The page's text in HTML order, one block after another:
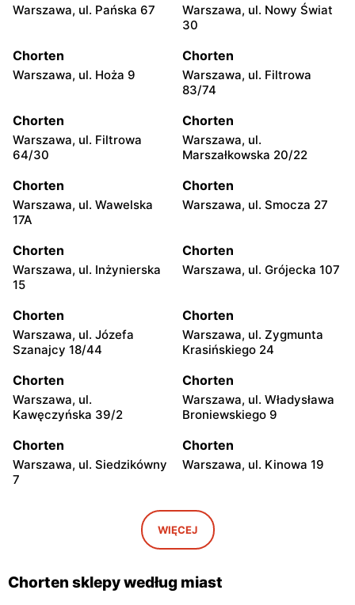
Warszawa, ul. Górczewska
Warszawa, ul. Wejherowska
20
Chorten
Warszawa, ul. Nowy Świat
Chorten
Warszawa, ul. Remiszewska
1 lok. 8A
Chorten
Warszawa, ul. Patriotów
129
Chorten
Warszawa, ul. Wawelska
17A
Chorten
Warszawa, ul. Synów Pułku
15c
Chorten
Warszawa, ul. Heroldów
Chorten
Warszawa, ul. Lazurowa
183 lok. 91
Chorten
Warszawa, ul. Czerwonych
Chorten
Warszawa, ul. Zambrowska
8/10
Chorten
Warszawa, ul. Poprawna 70
Chorten
Warszawa, ul.
Marszałkowska 20/22
Chorten
Warszawa, ul. Grójecka 107
Chorten
Warszawa, ul. Potockich 3
Chorten
Warszawa, ul. Efraima
Warszawa, ul. Zygmunta
Chorten
Warszawa, ul. Władysława
Tatarkiewicza 10a
Chorten
Warszawa, ul. Szaserów
Chorten
Warszawa, ul. Puławska
Warszawa, ul. Pańska 67
Warszawa, ul. Nowy Świat
30
Chorten
Warszawa, ul. Hoża 9
Chorten
Warszawa, ul. Filtrowa
83/74
Chorten
Warszawa, ul. Filtrowa
64/30
Chorten
Warszawa, ul.
Marszałkowska 20/22
Chorten
Warszawa, ul. Wawelska
17A
Chorten
Warszawa, ul. Smocza 27
Chorten
Warszawa, ul. Inżynierska
15
Chorten
Warszawa, ul. Grójecka 107
Chorten
Warszawa, ul. Józefa
Szanajcy 18/44
Chorten
Warszawa, ul. Zygmunta
Krasińskiego 24
Chorten
Warszawa, ul.
Kawęczyńska 39/2
Chorten
Warszawa, ul. Władysława
Broniewskiego 9
Chorten
Warszawa, ul. Siedzikówny
7
Chorten
Warszawa, ul. Kinowa 19
Chorten
Warszawa al. Stanów
Zjednoczonych 32/U1
Chorten
Warszawa, ul. Franciszka
Chorten
WIĘCEJ
Chorten sklepy według miast